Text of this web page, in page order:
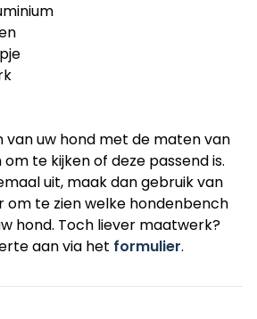
van uw hond met de maten van
te kijken of deze passend is.
uit, maak dan gebruik van
om te zien welke hondenbench
hond. Toch liever maatwerk?
aan via het formulier.